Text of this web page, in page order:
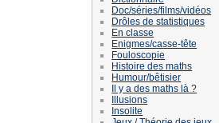
Doc/séries/films/vidéos
Drôles de statistiques
En classe
Enigmes/casse-tête
Fouloscopie
Histoire des maths
Humour/bêtisier
Il y a des maths là ?
Illusions
Insolite